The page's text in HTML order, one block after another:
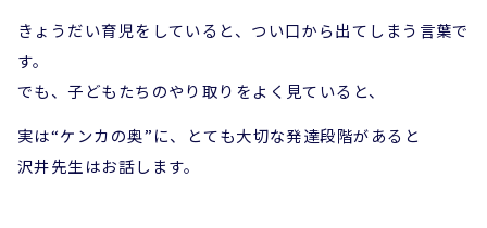
きょうだい育児をしていると、つい口から出てしまう言葉で
す。
でも、子どもたちのやり取りをよく見ていると、
実は“ケンカの奥”に、とても大切な発達段階があると
沢井先生はお話します。